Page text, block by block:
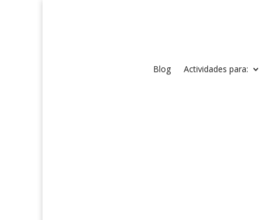
Blog Actividades para: